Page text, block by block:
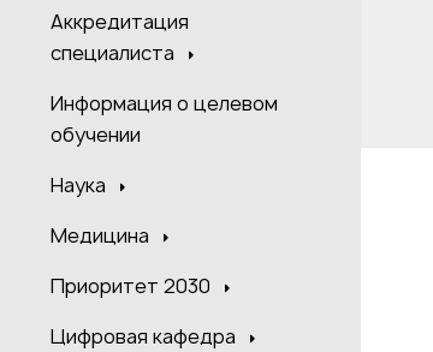
Аккредитация
специалиста
Информация о целевом
обучении
Наука
Медицина
Приоритет 2030
Цифровая кафедра